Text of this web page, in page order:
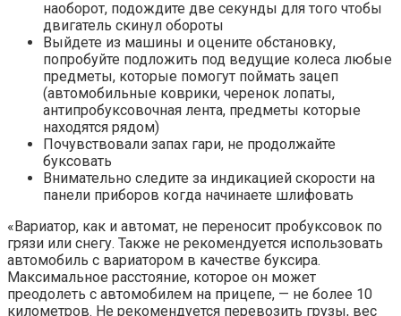
наоборот, подождите две секунды для того чтобы
двигатель скинул обороты
Выйдете из машины и оцените обстановку,
попробуйте подложить под ведущие колеса любые
предметы, которые помогут поймать зацеп
(автомобильные коврики, черенок лопаты,
антипробуксовочная лента, предметы которые
находятся рядом)
Почувствовали запах гари, не продолжайте
буксовать
Внимательно следите за индикацией скорости на
панели приборов когда начинаете шлифовать
«Вариатор, как и автомат, не переносит пробуксовок по
грязи или снегу. Также не рекомендуется использовать
автомобиль с вариатором в качестве буксира.
Максимальное расстояние, которое он может
преодолеть с автомобилем на прицепе, — не более 10
километров. Не рекомендуется перевозить грузы, вес